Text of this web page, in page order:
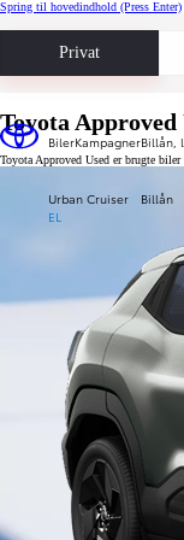
Spring til hovedindhold (Press Enter)
Privat
Biler
Urban Cruiser
EL
KampagnerBillån,
Billån
Toyota Approved
Toyota Approved Used er brugte